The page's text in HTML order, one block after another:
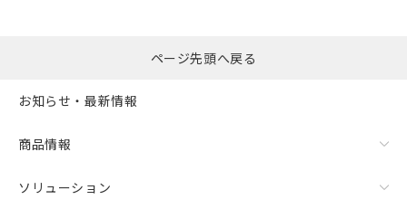
ページ先頭へ戻る
お知らせ・最新情報
商品情報
ソリューション